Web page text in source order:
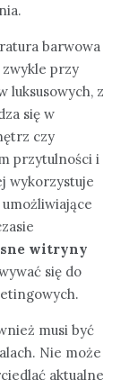
barwowa
zwykle przy
luksusowych, z
się w
czy
przytulności i
wykorzystuje
witryny
się do
musi być
Nie może
aktualne